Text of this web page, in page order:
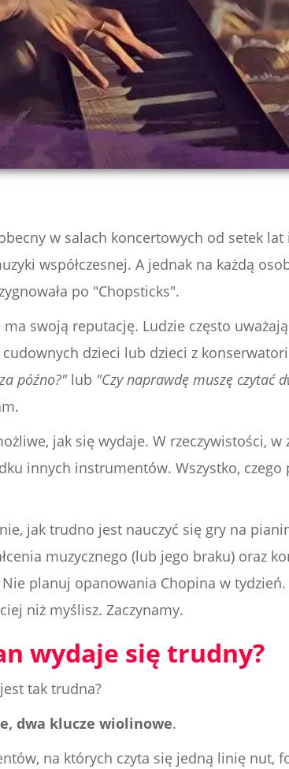
w salach koncertowych od setek
współczesnej. A jednak na każdą
po "Chopsticks".
swoją reputację. Ludzie często
cudownych dzieci lub dzieci z
późno?"lub "Czy naprawdę muszę czytać
jak się wydaje. W rzeczywistości,
innych instrumentów. Wszystko, czego
jak trudno jest nauczyć się gry na
muzycznego (lub jego braku) oraz
planuj opanowania Chopina w
niż myślisz. Zaczynamy.
wydaje się trudny?
tak trudna?
dwa klucze wiolinowe.
na których czyta się jedną linię nut,